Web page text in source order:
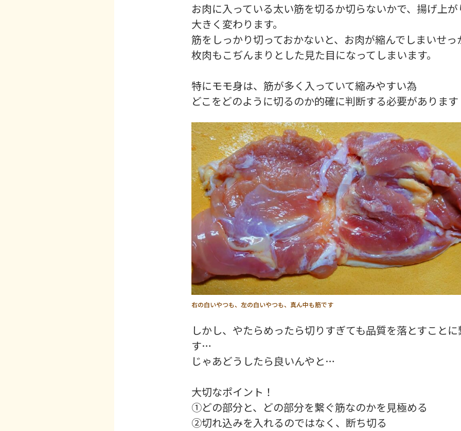
お肉に入っている太い筋を切るか切らないかで、揚げ上
大きく変わります。
筋をしっかり切っておかないと、お肉が縮んでしまいせっ
枚肉もこぢんまりとした見た目になってしまいます。
特にモモ身は、筋が多く入っていて縮みやすい為
どこをどのように切るのか的確に判断する必要がありま
右の白いやつも、左の白いやつも、真ん中も筋です
しかし、やたらめったら切りすぎても品質を落とすこと
す…
じゃあどうしたら良いんやと…
大切なポイント！
①どの部分と、どの部分を繋ぐ筋なのかを見極める
②切れ込みを入れるのではなく、断ち切る